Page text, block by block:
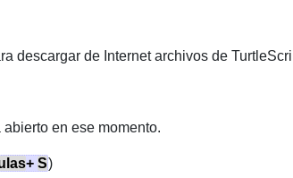
descargar de Internet archivos de
en ese momento.
+ S)